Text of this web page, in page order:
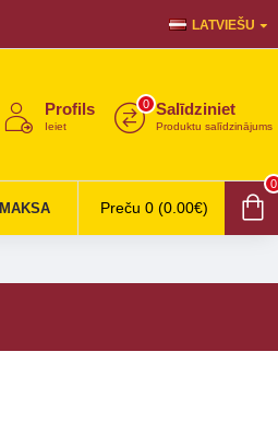
LATVIEŠU
Profils
Ieiet
Salīdziniet
Produktu salīdzinājums
0
Preču 0 (0.00€)
0